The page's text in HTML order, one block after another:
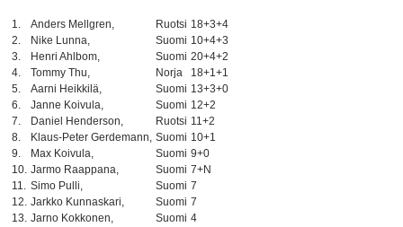
1. Anders Mellgren, Ruotsi 18+3+4
2.
Nike Lunna, Suomi 10+4+3
3.
Henri Ahlbom, Suomi 20+4+2
4.
Tommy Thu, Norja
18+1+1
5.
Aarni Heikkilä, Suomi 13+3+0
6.
Janne Koivula, Suomi 12+2
7.
Daniel Henderson, Ruotsi 11+2
8.
Klaus-Peter Gerdemann, Suomi 10+1
9.
Max Koivula, Suomi 9+0
10. Jarmo Raappana, Suomi 7+N
11. Simo Pulli, Suomi 7
12. Jarkko Kunnaskari, Suomi 7
13. Jarno Kokkonen, Suomi 4